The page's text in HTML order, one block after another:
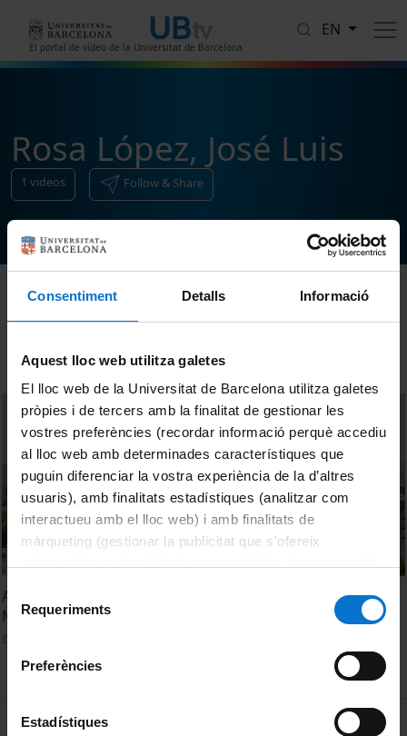
Consentiment Detalls Informació
Aquest lloc web utilitza galetes
El lloc web de la Universitat de Barcelona utilitza galetes
pròpies i de tercers amb la finalitat de gestionar les
vostres preferències (recordar informació perquè accediu
al lloc web amb determinades característiques que
puguin diferenciar la vostra experiència de la d’altres
usuaris), amb finalitats estadístiques (analitzar com
interactueu amb el lloc web) i amb finalitats de
màrqueting (gestionar la publicitat que s’ofereix
consultar laPolítica de galetes del lloc web de la
Selecció
de Requeriments
Preferències
Estadístiques
El portal de vídeo de la Universitat de Barcelona
EN
Rosa López, José Luis
1 videos Follow & Share
Sort
Acte de Graduació i Jurament Hipocràtic. Facultat de
Medicina. Campus Bellvitge. Promoció 2018-2024
MENÚ PEU 1